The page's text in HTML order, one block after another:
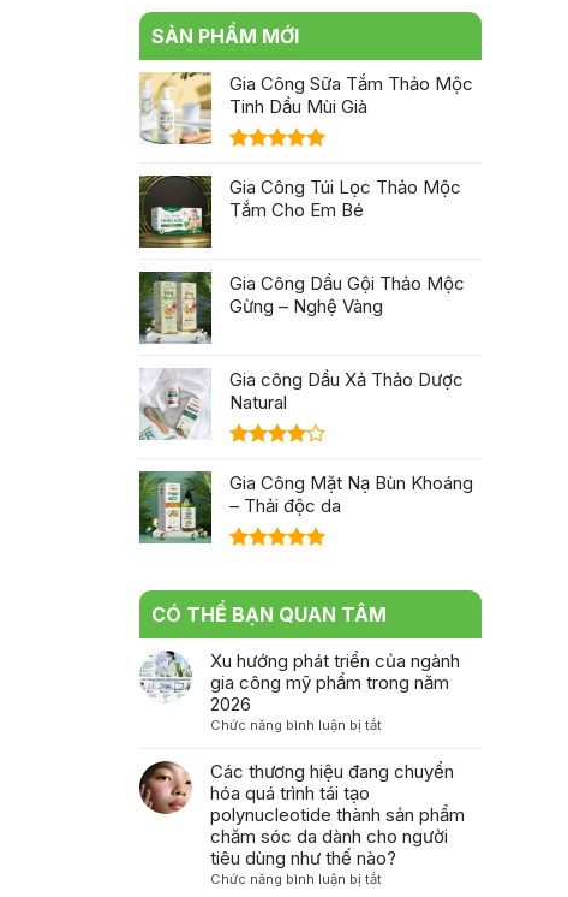
SẢN PHẨM MỚI
Gia Công Sữa Tắm Thảo Mộc
Tinh Dầu Mùi Già
hạng5.00
5 sao
Gia Công Túi Lọc Thảo Mộc
Tắm Cho Em Bé
Gia Công Dầu Gội Thảo Mộc
Gừng – Nghệ Vàng
Gia công Dầu Xả Thảo Dược
Natural
xếp hạng
4.005
sao
Gia Công Mặt Nạ Bùn Khoáng
– Thải độc da
5 sao
CÓ THỂ BẠN QUAN TÂM
Xu hướng phát triển của ngành
gia công mỹ phẩm trong năm
2026
Chức năng bình luận bị tắtở
hướng
phát
triển
của
ngành
gia
công
Các thương hiệu đang chuyển
hóa quá trình tái tạo
polynucleotide thành sản phẩm
chăm sóc da dành cho người
tiêu dùng như thế nào?
Chức năng bình luận bị tắtở